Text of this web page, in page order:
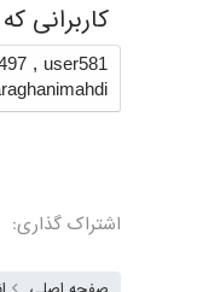
کاربرانی
user581
,
اشتراک گذاری: